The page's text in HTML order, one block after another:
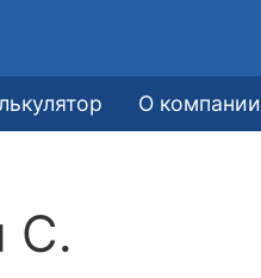
О компании
С.